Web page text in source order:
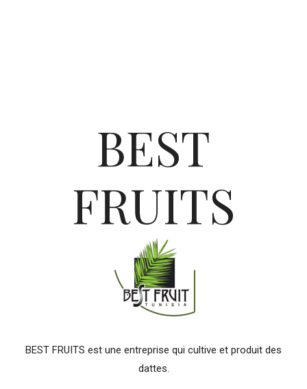
BEST
FRUITS
BEST FRUITS est une entreprise qui cultive et produit des
dattes.